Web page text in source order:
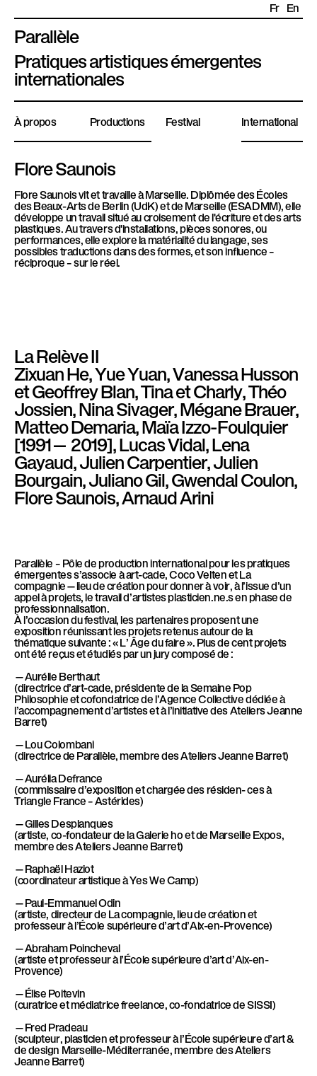
Parallèle
P
l
a
t
e
f
o
m
e
P
a
r
l
e
Pratiques artistiques émergentes
internationales
Fr En
À propos Productions Festival International
Flore Saunois
Flore Saunois vit et travaille à Marseille. Diplômée des Écoles
des Beaux-Arts de Berlin (UdK) et de Marseille (ESADMM), elle
développe un travail situé au croisement de l'écriture et des arts
plastiques. Au travers d'installations, pièces sonores, ou
performances, elle explore la matérialité du langage, ses
possibles traductions dans des formes, et son influence –
réciproque – sur le réel.
La Relève II
Zixuan He, Yue Yuan, Vanessa Husson
et Geoffrey Blan, Tina et Charly, Théo
Jossien, Nina Sivager, Mégane Brauer,
Matteo Demaria, Maïa Izzo-Foulquier
[1991— 2019], Lucas Vidal, Lena
Gayaud, Julien Carpentier, Julien
Bourgain, Juliano Gil, Gwendal Coulon,
Flore Saunois, Arnaud Arini
Parallèle – Pôle de production international pour les pratiques
émergentes s’associe à art-cade, Coco Velten et La
compagnie—lieu de création pour donner à voir, à l’issue d’un
appel à projets, le travail d’artistes plasticien.ne.s en phase de
professionnalisation.
À l’occasion du festival, les partenaires proposent une
exposition réunissant les projets retenus autour de la
thématique suivante : « L’ Âge du faire ». Plus de cent projets
ont été reçus et étudiés par un jury composé de :
—Aurélie Berthaut
(directrice d’art-cade, présidente de la Semaine Pop
Philosophie et cofondatrice de l’Agence Collective dédiée à
l’accompagnement d’artistes et à l’initiative des Ateliers Jeanne
Barret)
—Lou Colombani
(directrice de Parallèle, membre des Ateliers Jeanne Barret)
—Aurélia Defrance
(commissaire d’exposition et chargée des résiden- ces à
Triangle France – Astérides)
—Gilles Desplanques
(artiste, co-fondateur de la Galerie ho et de Marseille Expos,
membre des Ateliers Jeanne Barret)
—Raphaël Haziot
(coordinateur artistique à Yes We Camp)
—Paul-Emmanuel Odin
(artiste, directeur de La compagnie, lieu de création et
professeur à l’École supérieure d’art d’Aix-en-Provence)
—Abraham Poincheval
(artiste et professeur à l’École supérieure d’art d’Aix-en-
Provence)
—Élise Poitevin
(curatrice et médiatrice freelance, co-fondatrice de SISSI)
—Fred Pradeau
(sculpteur, plasticien et professeur à l’École supérieure d’art &
de design Marseille-Méditerranée, membre des Ateliers
Jeanne Barret)